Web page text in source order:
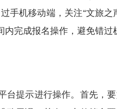
手机移动端，关注“文旅
完成报名操作，避免错过
提示进行操作。首先，